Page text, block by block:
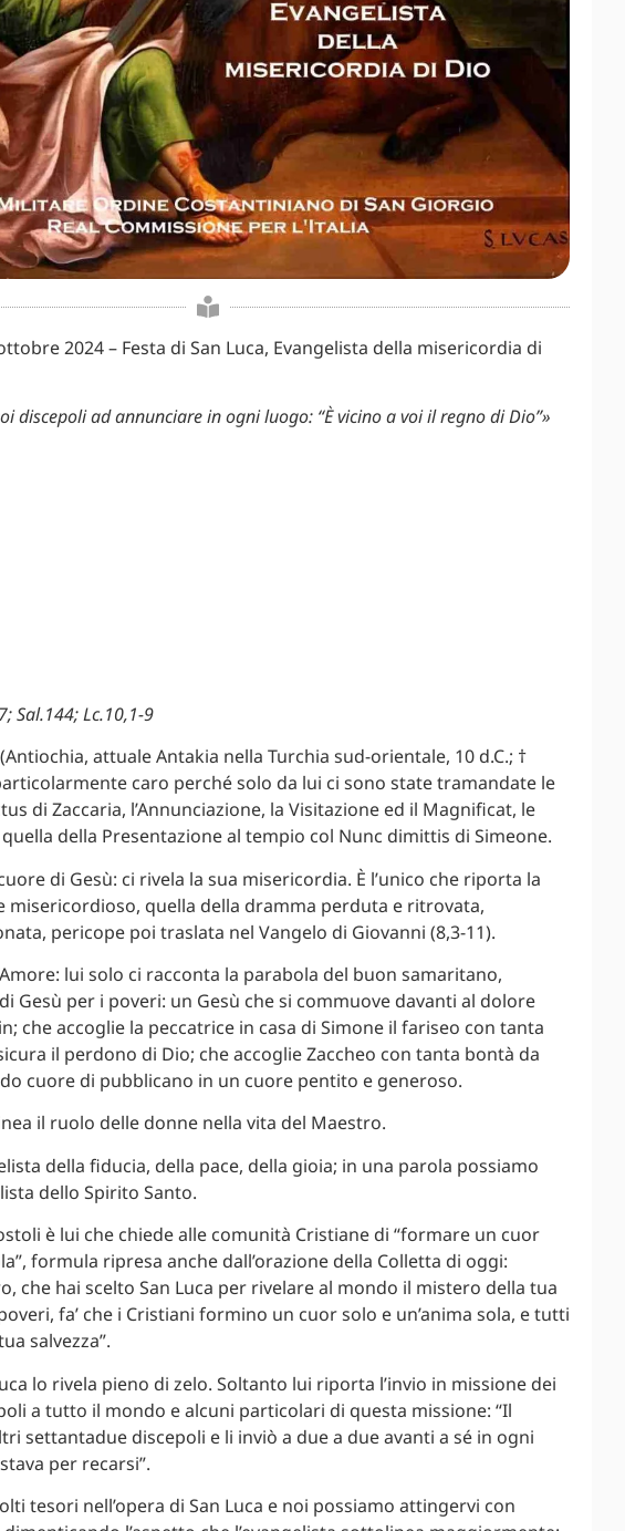
2024 – Festa di San Luca, Evangelista della misericordia di
discepoli ad annunciare in ogni luogo: “È vicino a voi il regno di Dio”»
Sal.144; Lc.10,1-9
(Antiochia, attuale Antakia nella Turchia sud-orientale, 10 d.C.; †
caro perché solo da lui ci sono state tramandate le
di Zaccaria, l’Annunciazione, la Visitazione ed il Magnificat, le
della Presentazione al tempio col Nunc dimittis di Simeone.
di Gesù: ci rivela la sua misericordia. È l’unico che riporta la
misericordioso, quella della dramma perduta e ritrovata,
pericope poi traslata nel Vangelo di Giovanni (8,3-11).
lui solo ci racconta la parabola del buon samaritano,
Gesù per i poveri: un Gesù che si commuove davanti al dolore
che accoglie la peccatrice in casa di Simone il fariseo con tanta
il perdono di Dio; che accoglie Zaccheo con tanta bontà da
cuore di pubblicano in un cuore pentito e generoso.
il ruolo delle donne nella vita del Maestro.
della fiducia, della pace, della gioia; in una parola possiamo
dello Spirito Santo.
è lui che chiede alle comunità Cristiane di “formare un cuor
formula ripresa anche dall’orazione della Colletta di oggi:
che hai scelto San Luca per rivelare al mondo il mistero della tua
fa’ che i Cristiani formino un cuor solo e un’anima sola, e tutti
salvezza”.
lo rivela pieno di zelo. Soltanto lui riporta l’invio in missione dei
a tutto il mondo e alcuni particolari di questa missione: “Il
settantadue discepoli e li inviò a due a due avanti a sé in ogni
per recarsi”.
tesori nell’opera di San Luca e noi possiamo attingervi con